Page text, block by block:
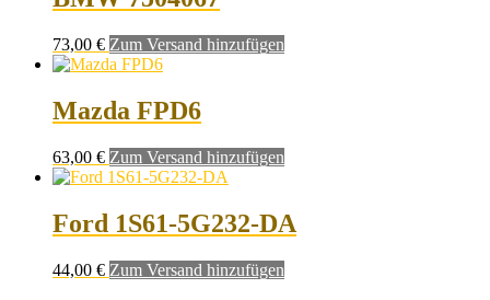
73,00 € Zum Versand hinzufügen
Mazda FPD6
63,00 € Zum Versand hinzufügen
Ford 1S61-5G232-DA
44,00 € Zum Versand hinzufügen